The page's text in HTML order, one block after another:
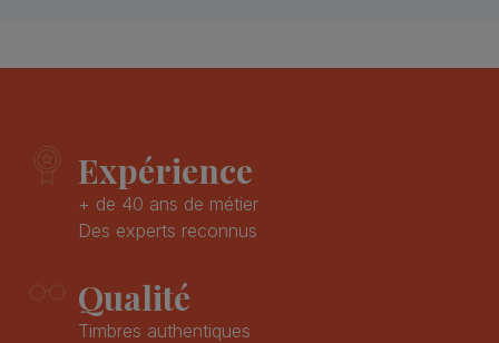
Expérience
+ de 40 ans de métier
Des experts reconnus
Qualité
Timbres authentiques